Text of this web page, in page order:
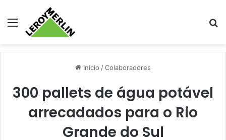
Menu
Início /Colaboradores
300 pallets de água potável
arrecadados para o Rio
Grande do Sul